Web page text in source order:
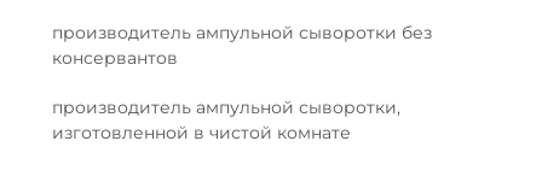
производитель ампульной сыворотки без
консервантов
производитель ампульной сыворотки,
изготовленной в чистой комнате